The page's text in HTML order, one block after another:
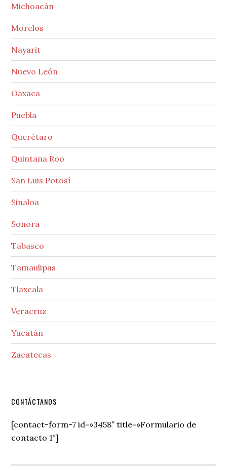
Michoacán
Morelos
Nayarit
Nuevo León
Oaxaca
Puebla
Querétaro
Quintana Roo
San Luis Potosí
Sinaloa
Sonora
Tabasco
Tamaulipas
Tlaxcala
Veracruz
Yucatán
Zacatecas
Secondary
Sidebar
CONTÁCTANOS
[contact-form-7 id=»3458″ title=»Formulario de
contacto 1″]